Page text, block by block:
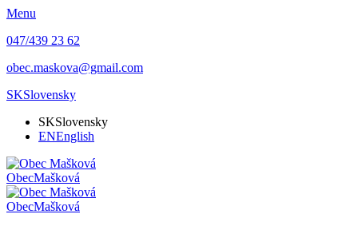
Menu
047/439 23 62
obec.maskova@gmail.com
SKSlovensky
SKSlovensky
ENEnglish
ObecMašková
ObecMašková